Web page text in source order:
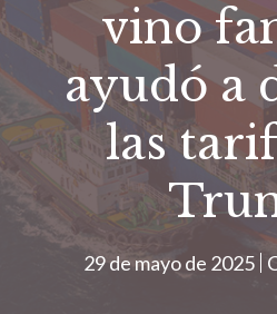
vino
ayudó a
las
29 de mayo de 2025